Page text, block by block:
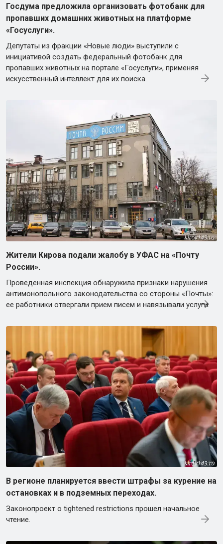
Госдума предложила организовать фотобанк для
пропавших домашних животных на платформе
«Госуслуги».
Депутаты из фракции «Новые люди» выступили с
инициативой создать федеральный фотобанк для
пропавших животных на портале «Госуслуги», применяя
искусственный интеллект для их поиска.
Жители Кирова подали жалобу в УФАС на «Почту
России».
Проведенная инспекция обнаружила признаки нарушения
антимонопольного законодательства со стороны «Почты»:
ее работники отвергали прием писем и навязывали услуги.
В регионе планируется ввести штрафы за курение на
остановках и в подземных переходах.
Законопроект о tightened restrictions прошел начальное
чтение.